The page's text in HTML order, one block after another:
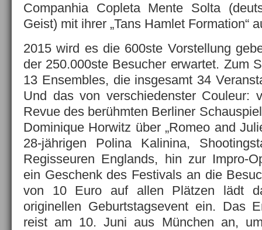
Companhia Copleta Mente Solta
Geist) mit ihrer „Tans Hamlet Formation“
2015 wird es die 600ste Vorstellung
der 250.000ste Besucher erwartet. Zum
13 Ensembles, die insgesamt 34
Und das von verschiedenster Couleur:
Revue des berühmten Berliner
Dominique Horwitz über „Romeo and
28-jährigen Polina Kalinina,
Regisseuren Englands, hin zur Impro-
ein Geschenk des Festivals an die
von 10 Euro auf allen Plätzen lädt
originellen Geburtstagsevent ein. Das
reist am 10. Juni aus München an,